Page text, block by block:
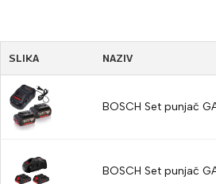
SLIKA NAZIV
BOSCH Set punjač
BOSCH Set punjač